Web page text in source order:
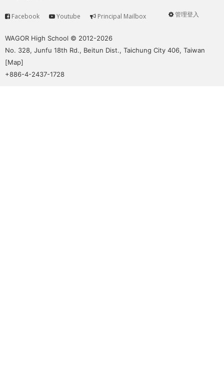
User
管理登入
Service
Facebook Youtube Principal Mailbox
WAGOR High School © 2012-2026
No. 328, Junfu 18th Rd., Beitun Dist., Taichung City 406, Taiwan
[Map]
+886-4-2437-1728